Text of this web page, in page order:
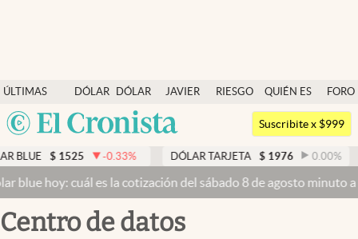
ÚLTIMAS
NOTICIAS
DÓLAR
DÓLAR
BLUE
JAVIER
RIESGO
QUIÉN ES
QUIÉN
FORO
Argentina
México
Dólar
Members
Economía y Política
Finanzas y Mercados
Mercados Online
Suscribite x $999
$ 1525 -0.33% DÓLAR TARJETA $ 1976 0.00%
hoy: cuál es la cotización del sábado 8 de agosto minuto a
centro de datos